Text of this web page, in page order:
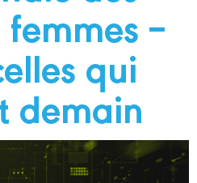
–
qui
demain